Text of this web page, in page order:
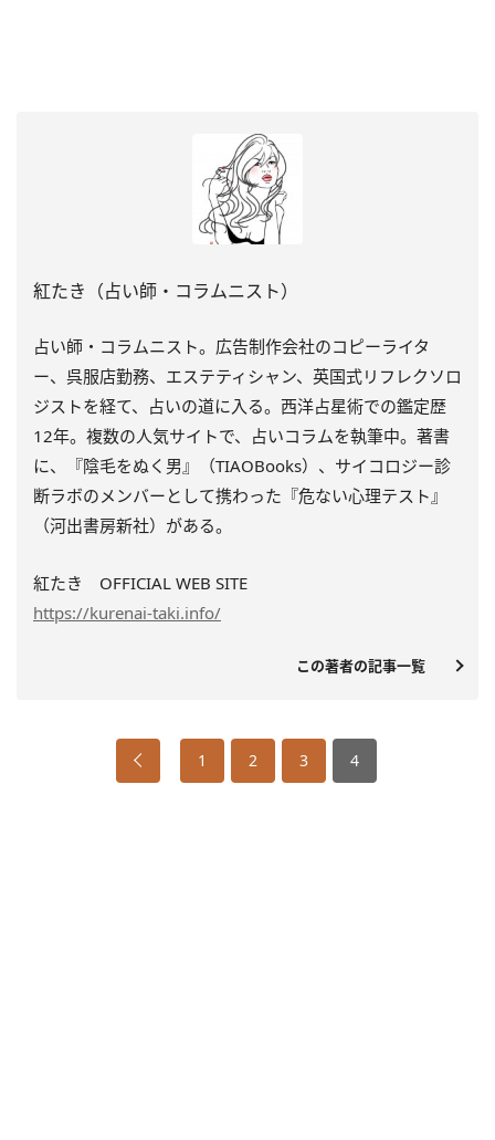
紅たき（占い師・コラムニスト）
占い師・コラムニスト。広告制作会社のコピーライタ
ー、呉服店勤務、エステティシャン、英国式リフレクソロ
ジストを経て、占いの道に入る。西洋占星術での鑑定歴
12年。複数の人気サイトで、占いコラムを執筆中。著書
に、『陰毛をぬく男』（TIAOBooks）、 サイコロジー診
断ラボのメンバーとして携わった『危ない心理テスト』
（河出書房新社）がある。
紅たき OFFICIAL WEB SITE
https://kurenai-taki.info/
この著者の記事一覧
1 2 3 4